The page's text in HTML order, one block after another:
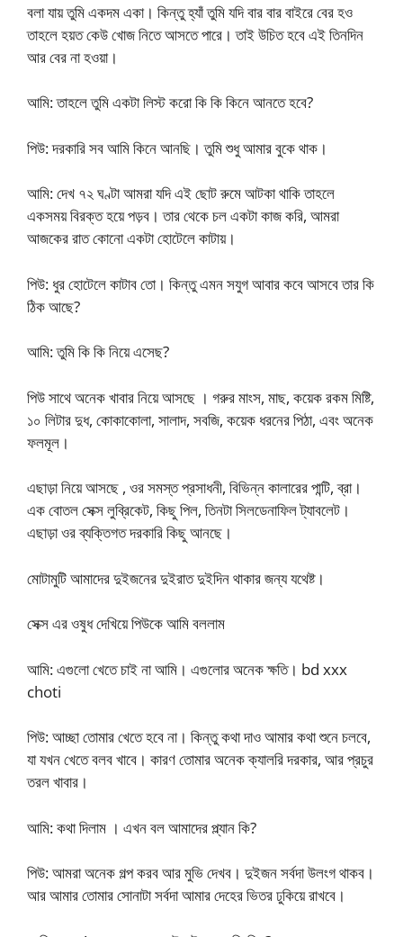
বলা যায় তুমি একদম একা। কিন্তু হ্যাঁ তুমি যদি বার বার বাইরে বের হও
তাহলে হয়ত কেউ খোজ নিতে আসতে পারে। তাই উচিত হবে এই তিনদিন
আর বের না হওয়া।
আমি: তাহলে তুমি একটা লিস্ট করো কি কি কিনে আনতে হবে?
পিউ: দরকারি সব আমি কিনে আনছি। তুমি শুধু আমার বুকে থাক।
আমি: দেখ ৭২ ঘণ্টা আমরা যদি এই ছোট রুমে আটকা থাকি তাহলে
একসময় বিরক্ত হয়ে পড়ব। তার থেকে চল একটা কাজ করি, আমরা
আজকের রাত কোনো একটা হোটেলে কাটায়।
পিউ: ধুর হোটেলে কাটাব তো। কিন্তু এমন সযুগ আবার কবে আসবে তার কি
ঠিক আছে?
আমি: তুমি কি কি নিয়ে এসেছ?
পিউ সাথে অনেক খাবার নিয়ে আসছে । গরুর মাংস, মাছ, কয়েক রকম মিষ্টি,
১০ লিটার দুধ, কোকাকোলা, সালাদ, সবজি, কয়েক ধরনের পিঠা, এবং অনেক
ফলমূল।
এছাড়া নিয়ে আসছে , ওর সমস্ত প্রসাধনী, বিভিন্ন কালারের পান্টি, ব্রা।
এক বোতল সেক্স লুব্রিকেট, কিছু পিল, তিনটা সিলডেনাফিল ট্যাবলেট।
এছাড়া ওর ব্যক্তিগত দরকারি কিছু আনছে।
মোটামুটি আমাদের দুইজনের দুইরাত দুইদিন থাকার জন্য যথেষ্ট।
সেক্স এর ওষুধ দেখিয়ে পিউকে আমি বললাম
আমি: এগুলো খেতে চাই না আমি। এগুলোর অনেক ক্ষতি। bd xxx
choti
পিউ: আচ্ছা তোমার খেতে হবে না। কিন্তু কথা দাও আমার কথা শুনে চলবে,
যা যখন খেতে বলব খাবে। কারণ তোমার অনেক ক্যালরি দরকার, আর প্রচুর
তরল খাবার।
আমি: কথা দিলাম । এখন বল আমাদের প্ল্যান কি?
পিউ: আমরা অনেক গল্প করব আর মুভি দেখব। দুইজন সর্বদা উলংগ থাকব।
আর আমার তোমার সোনাটা সর্বদা আমার দেহের ভিতর ঢুকিয়ে রাখবে।